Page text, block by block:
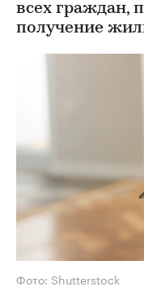
всех граждан,
получение
Фото: Shutterstock